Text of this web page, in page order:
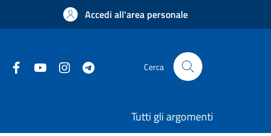
Accedi all'area personale
Cerca
Tutti gli argomenti